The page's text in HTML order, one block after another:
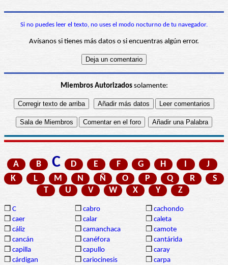
Si no puedes leer el texto, no uses el modo nocturno de tu navegador.
Avísanos si tienes más datos o si encuentras algún error.
Miembros Autorizadossolamente:
A B C D E F G H I
J
K
L M N Ñ O P Q R
S
T
U V W X Y Z
❒ C ❒ cabro ❒ cachondo
❒ caer ❒ calar ❒ caleta
❒ cáliz ❒ camanchaca ❒ camote
❒ cancán ❒ canéfora ❒ cantárida
❒ capilla ❒ capullo ❒ caray
❒ cárdigan ❒ cariocinesis ❒ carpa